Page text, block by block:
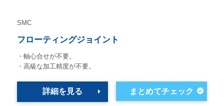
SMC
フローティングジョイント
・軸心合せが不要。
・高級な加工精度が不要。
詳細を見る